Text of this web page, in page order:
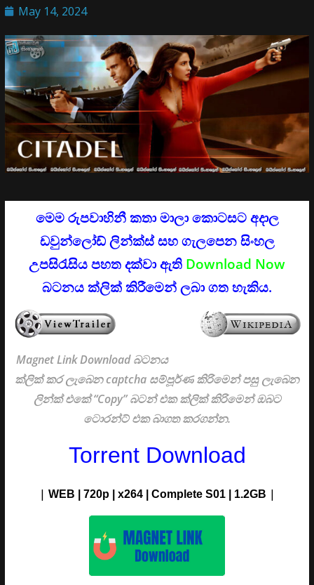
May 14, 2024
මෙම රුපවාහිනී කතා මාලා කොටසට අදාල
ඩවුන්ලෝඩ් ලින්ක්ස් සහ ගැලපෙන සිංහල
උපසිරැසිය පහත දක්වා ඇති Download Now
බටනය ක්ලික් කිරීමෙන් ලබා ගත හැකිය.
Magnet Link Download බටනය
ක්ලික් කර ලැබෙන captcha සම්පූර්ණ කිරිමෙන් පසු ලැබෙන
ලින්ක් එකේ “Copy” බටන් එක ක්ලික් කිරිමෙන් ඔබට
ටොරන්ට් එක බාගත කරගන්න.
Torrent Download
| WEB | 720p | x264 | Complete S01 | 1.2GB |